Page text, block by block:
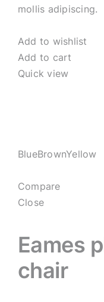
mollis adipiscing.
Add to wishlist
Add to cart
Quick view
BlueBrownYellow
Compare
Close
Eames
chair